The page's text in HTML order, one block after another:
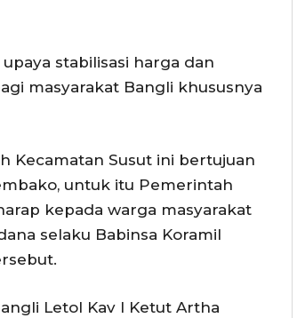
stabilisasi harga dan
masyarakat Bangli khususnya
Kecamatan Susut ini bertujuan
untuk itu Pemerintah
kepada warga masyarakat
selaku Babinsa Koramil
Letol Kav I Ketut Artha